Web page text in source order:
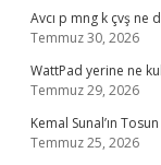
Avcı p mng k çvş ne
Temmuz 30, 2026
WattPad yerine ne
Temmuz 29, 2026
Kemal Sunal’ın
Temmuz 25, 2026